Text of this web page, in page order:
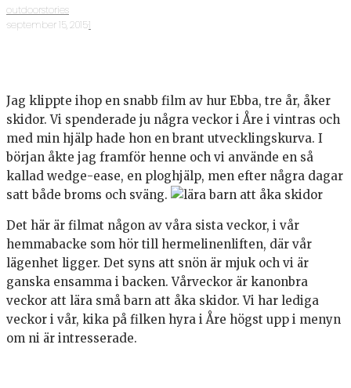
outdoorstories
·september 15, 2015·1
Jag klippte ihop en snabb film av hur Ebba, tre år, åker
skidor. Vi spenderade ju några veckor i Åre i vintras och
med min hjälp hade hon en brant utvecklingskurva. I
början åkte jag framför henne och vi använde en så
kallad wedge-ease, en ploghjälp, men efter några dagar
satt både broms och sväng.
Det här är filmat någon av våra sista veckor, i vår
hemmabacke som hör till hermelinenliften, där vår
lägenhet ligger. Det syns att snön är mjuk och vi är
ganska ensamma i backen. Vårveckor är kanonbra
veckor att lära små barn att åka skidor. Vi har lediga
veckor i vår, kika på filken hyra i Åre högst upp i menyn
om ni är intresserade.